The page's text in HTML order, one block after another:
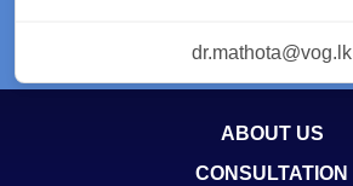
dr.mathota@vog.lk
ABOUT US
CONSULTATION